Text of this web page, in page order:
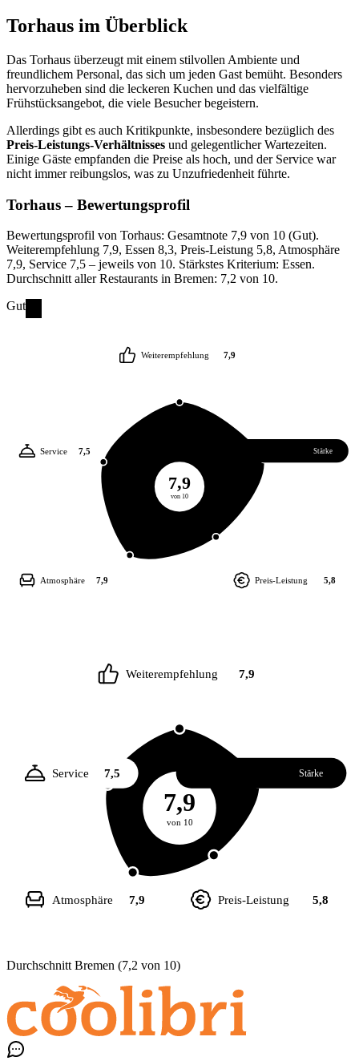
Torhaus im Überblick
Das Torhaus überzeugt mit einem stilvollen Ambiente und
freundlichem Personal, das sich um jeden Gast bemüht. Besonders
hervorzuheben sind die leckeren Kuchen und das vielfältige
Frühstücksangebot, die viele Besucher begeistern.
Allerdings gibt es auch Kritikpunkte, insbesondere bezüglich des
Preis-Leistungs-Verhältnisses und gelegentlicher Wartezeiten.
Einige Gäste empfanden die Preise als hoch, und der Service war
nicht immer reibungslos, was zu Unzufriedenheit führte.
Torhaus– Bewertungsprofil
Bewertungsprofil von Torhaus: Gesamtnote 7,9 von 10 (Gut).
Weiterempfehlung 7,9, Essen 8,3, Preis-Leistung 5,8, Atmosphäre
7,9, Service 7,5 – jeweils von 10. Stärkstes Kriterium: Essen.
Durchschnitt aller Restaurants in Bremen: 7,2 von 10.
Gut
7,9
von 10
Weiterempfehlung 7,9
Stärke
Preis-Leistung 5,8
Atmosphäre 7,9
Service 7,5
7,9
von 10
Weiterempfehlung 7,9
Stärke
Preis-Leistung 5,8
Atmosphäre 7,9
Service 7,5
Durchschnitt Bremen (7,2 von 10)